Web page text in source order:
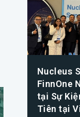
Nucleus
FinnOne
tại Sự
Tiên tại